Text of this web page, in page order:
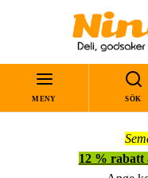
MENY SÖK
12 % rabatt